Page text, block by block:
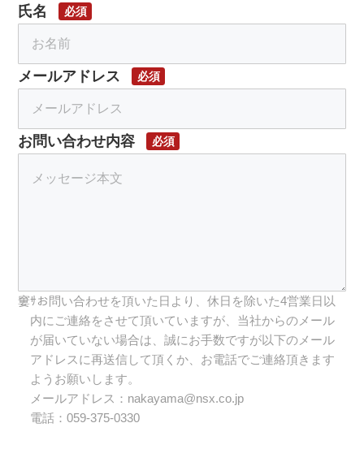
氏名 必須
メールアドレス 必須
お問い合わせ内容 必須
お問い合わせを頂いた日より、休日を除いた4営業日以
内にご連絡をさせて頂いていますが、当社からのメール
が届いていない場合は、誠にお手数ですが以下のメール
アドレスに再送信して頂くか、お電話でご連絡頂きます
ようお願いします。
メールアドレス：nakayama@nsx.co.jp
電話：059-375-0330